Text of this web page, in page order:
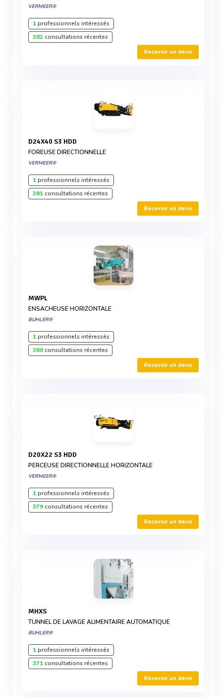
VERMEER®
1professionnels intéressés
382consultations récentes
Recevoir un devis
D24X40 S3 HDD
FOREUSE DIRECTIONNELLE
VERMEER®
1professionnels intéressés
381consultations récentes
Recevoir un devis
MWPL
ENSACHEUSE HORIZONTALE
BUHLER®
1professionnels intéressés
380consultations récentes
Recevoir un devis
D20X22 S3 HDD
PERCEUSE DIRECTIONNELLE HORIZONTALE
VERMEER®
1professionnels intéressés
379consultations récentes
Recevoir un devis
MHXS
TUNNEL DE LAVAGE ALIMENTAIRE AUTOMATIQUE
BUHLER®
1professionnels intéressés
371consultations récentes
Recevoir un devis